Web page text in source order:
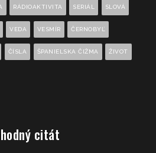
RÁDIOAKTIVITA SERIÁL SLOVÁ
VEDA VESMÍR ČERNOBYĽ
ČÍSLA ŠPANIELSKA ČIŽMA ŽIVOT
citát